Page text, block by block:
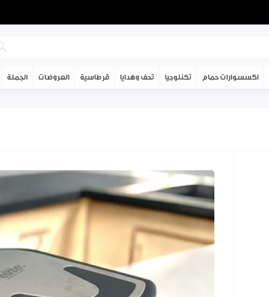
اكسسوارات حمام تكنلوجيا تحف وهدايا قرطاسية العروضات الجملة